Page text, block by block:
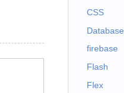
CSS
Database
firebase
Flash
Flex